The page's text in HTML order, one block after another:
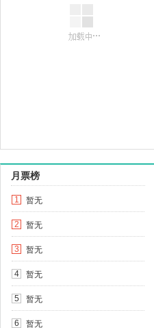
月票榜
1 暂无
2 暂无
3 暂无
4 暂无
5 暂无
6 暂无